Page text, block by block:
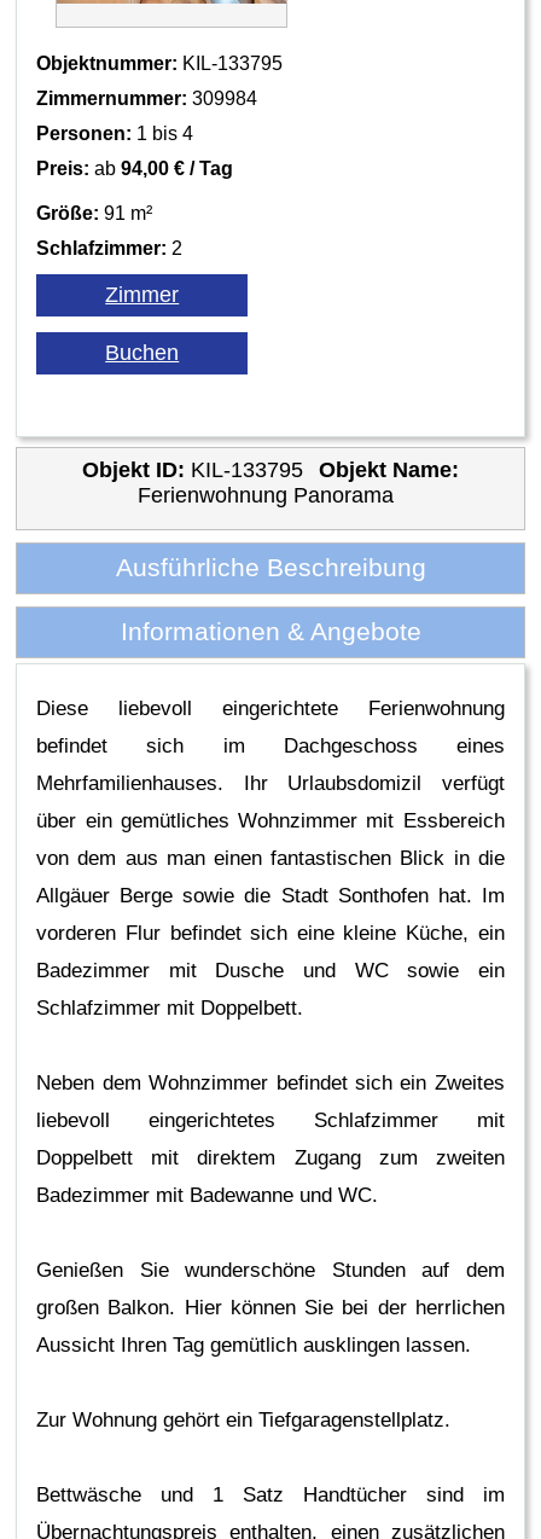
Objektnummer: KIL-133795
Zimmernummer: 309984
Personen: 1 bis 4
Preis: ab94,00 € / Tag
Größe: 91 m²
Schlafzimmer: 2
Objekt ID: KIL-133795
Objekt Name:
Ferienwohnung Panorama
Ausführliche Beschreibung
Informationen & Angebote
Diese liebevoll eingerichtete Ferienwohnung
befindet sich im Dachgeschoss eines
Mehrfamilienhauses. Ihr Urlaubsdomizil verfügt
über ein gemütliches Wohnzimmer mit Essbereich
von dem aus man einen fantastischen Blick in die
Allgäuer Berge sowie die Stadt Sonthofen hat. Im
vorderen Flur befindet sich eine kleine Küche, ein
Badezimmer mit Dusche und WC sowie ein
Schlafzimmer mit Doppelbett.
Neben dem Wohnzimmer befindet sich ein Zweites
liebevoll eingerichtetes Schlafzimmer mit
Doppelbett mit direktem Zugang zum zweiten
Badezimmer mit Badewanne und WC.
Genießen Sie wunderschöne Stunden auf dem
großen Balkon. Hier können Sie bei der herrlichen
Aussicht Ihren Tag gemütlich ausklingen lassen.
Zur Wohnung gehört ein Tiefgaragenstellplatz.
Bettwäsche und 1 Satz Handtücher sind im
Übernachtungspreis enthalten, einen zusätzlichen